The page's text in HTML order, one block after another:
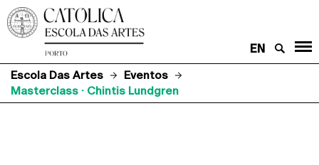
EN
Escola Das Artes
Eventos
Masterclass · Chintis Lundgren